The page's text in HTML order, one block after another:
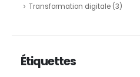
Transformation digitale(3)
Étiquettes